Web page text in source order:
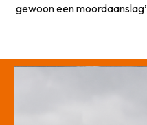
gewoon een moordaanslag’